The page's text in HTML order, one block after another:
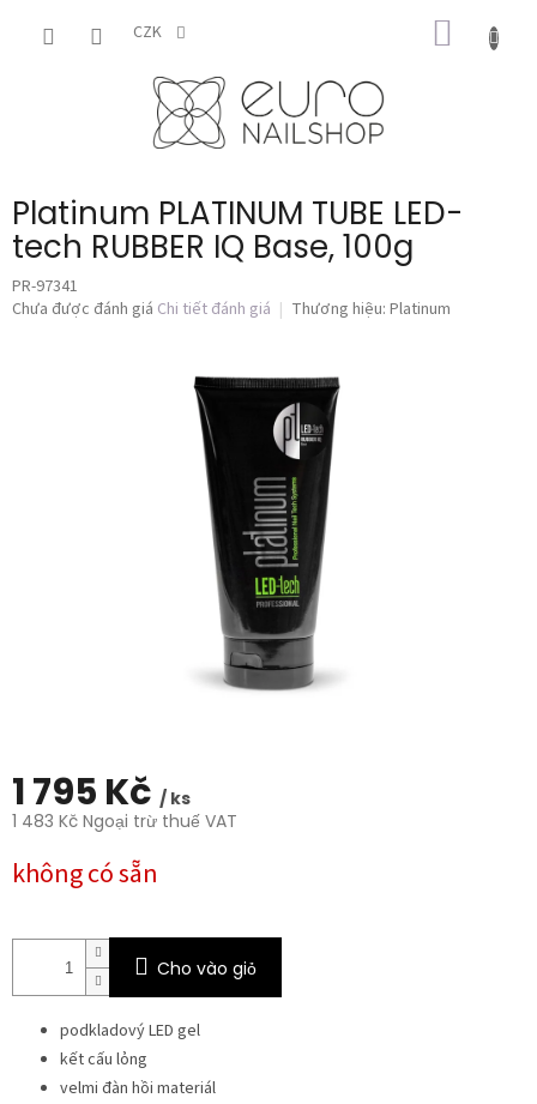
CZK
GIỎ
HÀNG
Platinum PLATINUM TUBE LED-
tech RUBBER IQ Base, 100g
PR-97341
Đánh
Chưa được đánh giá Chi tiết đánh giá Thương hiệu: Platinum
1 795 Kč / ks
1 483 Kč Ngoại trừ thuế VAT
đo
không có sẵn
Cho vào giỏ
podkladový LED gel
kết cấu lỏng
velmi đàn hồi materiál